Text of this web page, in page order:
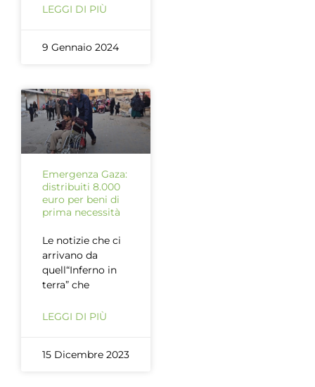
LEGGI DI PIÙ
9 Gennaio 2024
Emergenza Gaza:
distribuiti 8.000
euro per beni di
prima necessità
Le notizie che ci
arrivano da
quell“Inferno in
terra” che
LEGGI DI PIÙ
15 Dicembre 2023